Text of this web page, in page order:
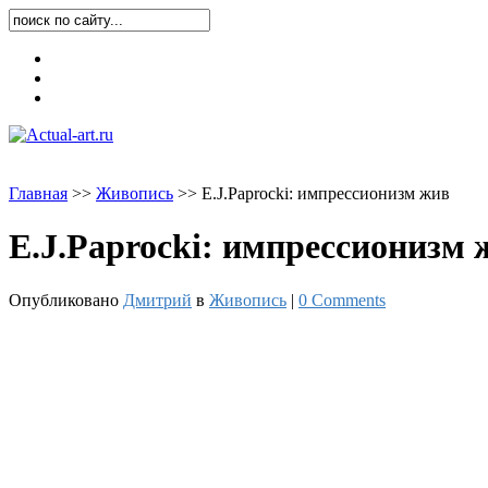
Главная >> Живопись >> E.J.Paprocki: импрессионизм жив
E.J.Paprocki: импрессионизм
Опубликовано Дмитрий в Живопись | 0 Comments